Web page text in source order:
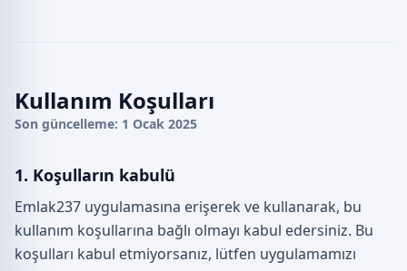
Kullanım Koşulları
Son güncelleme: 1 Ocak 2025
1. Koşulların kabulü
Emlak237 uygulamasına erişerek ve kullanarak, bu
kullanım koşullarına bağlı olmayı kabul edersiniz. Bu
koşulları kabul etmiyorsanız, lütfen uygulamamızı